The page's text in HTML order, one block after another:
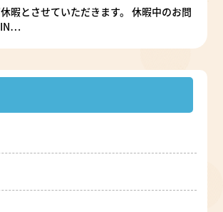
暇とさせていただきます。 休暇中のお問